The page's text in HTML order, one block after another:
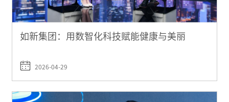
如新集团：用数智化科技赋能健康与美丽
2026-04-29